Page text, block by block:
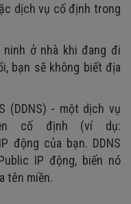
dịch vụ cố định trong
ninh ở nhà khi đang đi
bạn sẽ không biết địa
(DDNS) - một dịch vụ
cố định (ví dụ:
động của bạn. DDNS
IP động, biến nó
tên miền.